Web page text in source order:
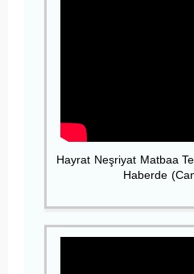
Hayrat Neşriyat Matbaa
Haberde